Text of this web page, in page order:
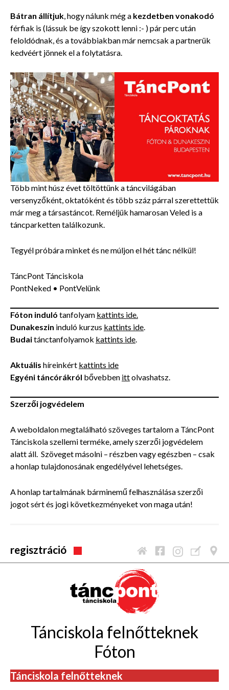
Bátran állítjuk, hogy nálunk még a kezdetben vonakodó
férfiak is (lássuk be így szokott lenni :- ) pár perc után
feloldódnak, és a továbbiakban már nemcsak a partnerük
kedvéért jönnek el a folytatásra.
Több mint húsz évet töltöttünk a táncvilágában
versenyzőként, oktatóként és több száz párral szerettettük
már meg a társastáncot. Reméljük hamarosan Veled is a
táncparketten találkozunk.
Tegyél próbára minket és ne múljon el hét tánc nélkül!
TáncPont Tánciskola
PontNeked • PontVelünk
Fóton induló tanfolyam kattints ide.
Dunakeszin induló kurzus kattints ide.
Budaitánctanfolyamok kattints ide.
Aktuális híreinkért kattints ide
Egyéni táncórákról bővebben ittolvashatsz.
Szerzői jogvédelem
A weboldalon megtalálható szöveges tartalom a TáncPont
Tánciskola szellemi terméke, amely szerzői jogvédelem
alatt áll. Szöveget másolni – részben vagy egészben – csak
a honlap tulajdonosának engedélyével lehetséges.
A honlap tartalmának bárminemű felhasználása szerzői
jogot sért és jogi következményeket von maga után!
regisztráció
Tánciskola felnőtteknek
Fóton
Tánciskola felnőtteknek